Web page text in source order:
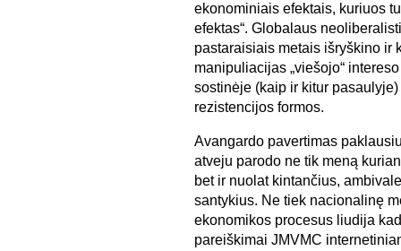
ekonominiais efektais, kuriuos
efektas“. Globalaus
pastaraisiais metais išryškino ir
manipuliacijas „viešojo“
sostinėje (kaip ir kitur
rezistencijos formos.
Avangardo pavertimas
atveju parodo ne tik meną
bet ir nuolat kintančius,
santykius. Ne tiek nacionalinę
ekonomikos procesus liudija
pareiškimai JMVMC